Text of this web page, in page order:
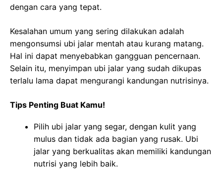
dengan cara yang tepat.
Kesalahan umum yang sering dilakukan adalah
mengonsumsi ubi jalar mentah atau kurang matang.
Hal ini dapat menyebabkan gangguan pencernaan.
Selain itu, menyimpan ubi jalar yang sudah dikupas
terlalu lama dapat mengurangi kandungan nutrisinya.
Tips Penting Buat Kamu!
Pilih ubi jalar yang segar, dengan kulit yang
mulus dan tidak ada bagian yang rusak. Ubi
jalar yang berkualitas akan memiliki kandungan
nutrisi yang lebih baik.